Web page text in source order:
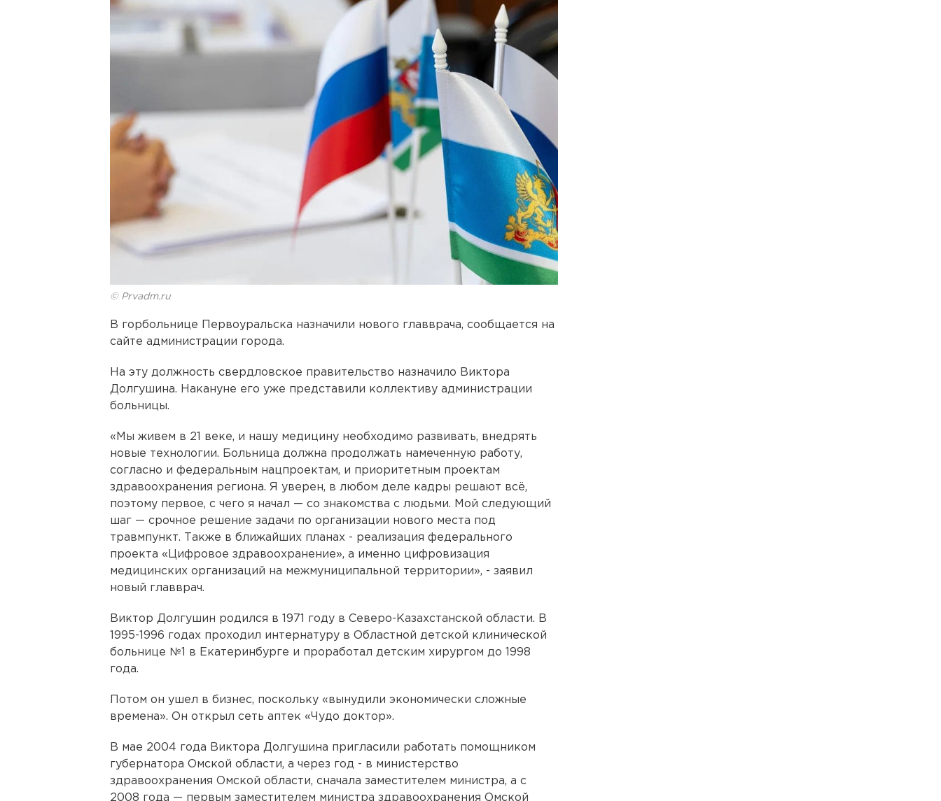
© Prvadm.ru
В горбольнице Первоуральска назначили нового главврача, сообщается на
сайте администрации города.
На эту должность свердловское правительство назначило Виктора
Долгушина. Накануне его уже представили коллективу администрации
больницы.
«Мы живем в 21 веке, и нашу медицину необходимо развивать, внедрять
новые технологии. Больница должна продолжать намеченную работу,
согласно и федеральным нацпроектам, и приоритетным проектам
здравоохранения региона. Я уверен, в любом деле кадры решают всё,
поэтому первое, с чего я начал — со знакомства с людьми. Мой следующий
шаг — срочное решение задачи по организации нового места под
травмпункт. Также в ближайших планах - реализация федерального
проекта «Цифровое здравоохранение», а именно цифровизация
медицинских организаций на межмуниципальной территории», - заявил
новый главврач.
Виктор Долгушин родился в 1971 году в Северо-Казахстанской области. В
1995-1996 годах проходил интернатуру в Областной детской клинической
больнице №1 в Екатеринбурге и проработал детским хирургом до 1998
года.
Потом он ушел в бизнес, поскольку «вынудили экономически сложные
времена». Он открыл сеть аптек «Чудо доктор».
В мае 2004 года Виктора Долгушина пригласили работать помощником
губернатора Омской области, а через год - в министерство
здравоохранения Омской области, сначала заместителем министра, а с
2008 года — первым заместителем министра здравоохранения Омской